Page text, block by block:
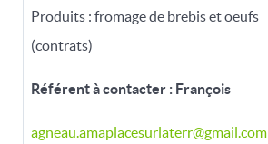
Produits : fromage de brebis et oeufs
(contrats)
Référent à contacter : François
agneau.amaplacesurlaterr@gmail.com